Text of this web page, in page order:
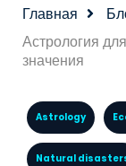
Главная
Астрология
значения
Astrology
Natural